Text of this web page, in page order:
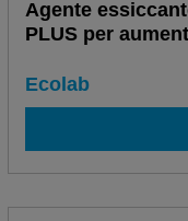
Agente
PLUS per
Ecolab